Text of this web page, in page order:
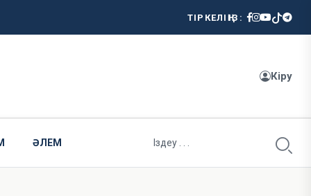
ТІРКЕЛІҢІЗ:
Кіру
ӘЛЕМ